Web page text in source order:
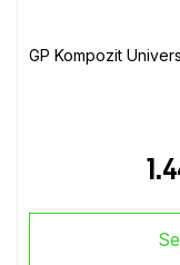
GP Kompozit